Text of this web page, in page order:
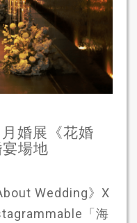
婚展《花婚
場地
Wedding》X
「海